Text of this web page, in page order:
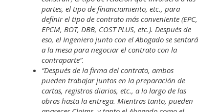
partes, el tipo de financiamiento, etc., para
definir el tipo de contrato más conveniente (EPC,
EPCM, BOT, DBB, COST PLUS, etc.). Después de
eso, el Ingeniero junto con el Abogado se sentará
a la mesa para negociar el contrato con la
contraparte”.
“Después de la firma del contrato, ambos
pueden trabajar juntos en la preparación de
cartas, registros diarios, etc., a lo largo de las
obras hasta la entrega. Mientras tanto, pueden